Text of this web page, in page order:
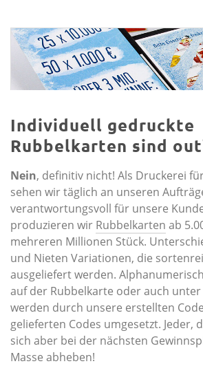
Individuell gedruckte
Rubbelkarten sind
Nein, definitiv nicht! Als Druckerei
sehen wir täglich an unseren
verantwortungsvoll für unsere
produzieren wir Rubbelkarten ab
mehreren Millionen Stück.
und Nieten Variationen, die
ausgeliefert werden.
auf der Rubbelkarte oder auch
werden durch unsere erstellten
gelieferten Codes umgesetzt. Jeder,
sich aber bei der nächsten
Masse abheben!